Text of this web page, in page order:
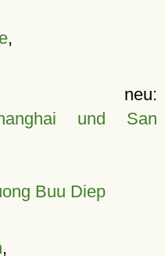
,
und San
Buu Diep
,